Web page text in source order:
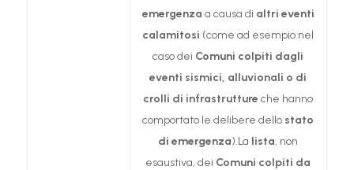
emergenza a causa di altri eventi
calamitosi (come ad esempio nel
caso dei Comuni colpiti dagli
eventi sismici, alluvionali o di
crolli di infrastrutture che hanno
comportato le delibere dello stato
di emergenza).La lista, non
esaustiva, dei Comuni colpiti da